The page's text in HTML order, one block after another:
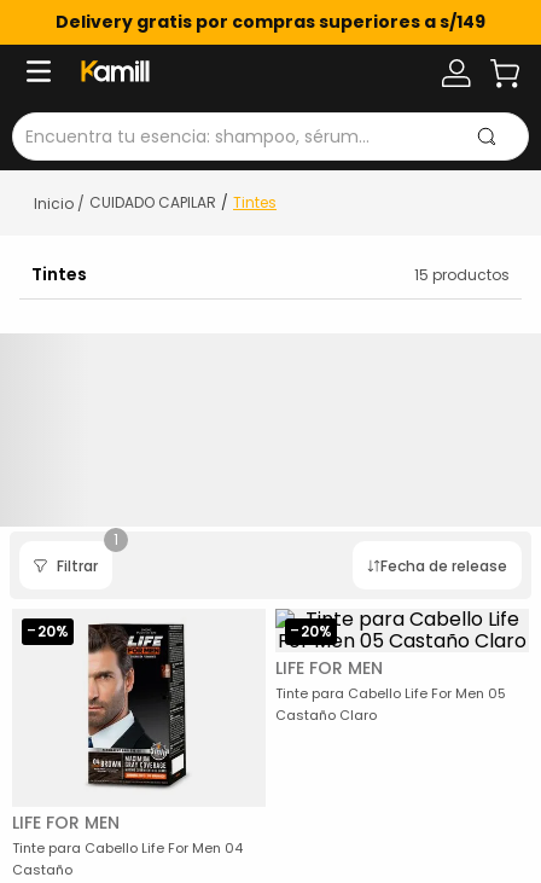
Delivery gratis por compras superiores a s/149
Encuentra tu esencia: shampoo, sérum...
CUIDADO CAPILAR Tintes
Tintes 15 productos
1
Filtrar
Fecha de release
LIFE FOR MEN
Tinte para Cabello Life For Men 04
Castaño
-20%
LIFE FOR MEN
Tinte para Cabello Life For Men 05
Castaño Claro
-20%